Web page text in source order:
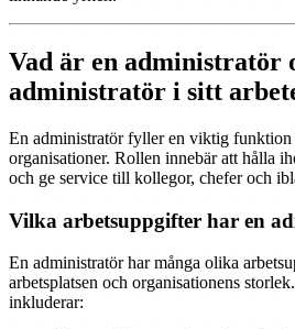
Vad är en administratör
administratör i sitt
En administratör fyller en viktig funktion
organisationer. Rollen innebär att hålla
och ge service till kollegor, chefer och
Vilka arbetsuppgifter har en
En administratör har många olika
arbetsplatsen och organisationens
inkluderar: